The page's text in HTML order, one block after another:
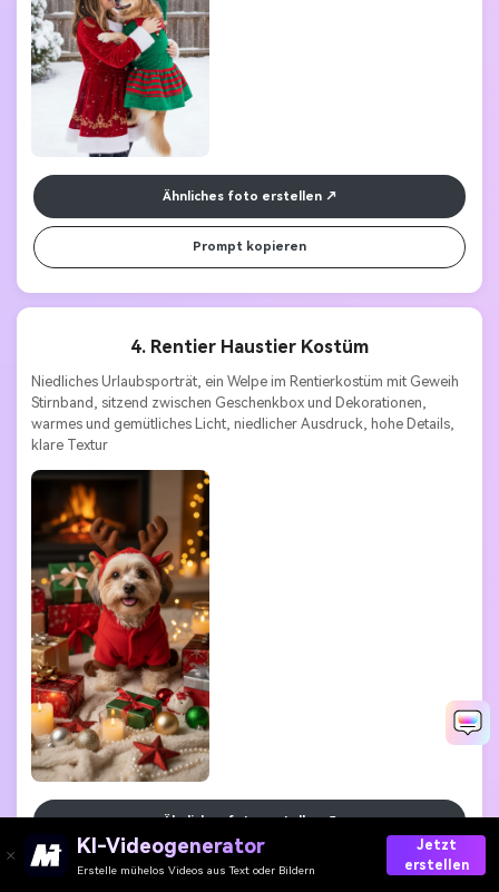
Ähnliches foto erstellen
Prompt kopieren
4. Rentier Haustier Kostüm
Niedliches Urlaubsporträt, ein Welpe im Rentierkostüm mit Geweih
Stirnband, sitzend zwischen Geschenkbox und Dekorationen,
warmes und gemütliches Licht, niedlicher Ausdruck, hohe Details,
klare Textur
Ähnliches foto erstellen
Prompt kopieren
KI-Videogenerator
Erstelle mühelos Videos aus Text oder Bildern
Jetzt
erstellen